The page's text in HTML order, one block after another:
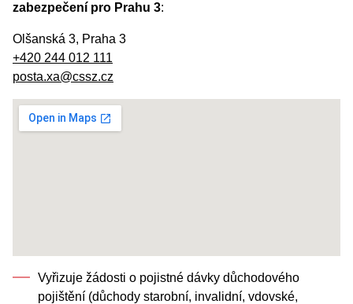
zabezpečení pro Prahu 3:
Olšanská 3, Praha 3
+420 244 012 111
posta.xa@cssz.cz
Vyřizuje žádosti o pojistné dávky důchodového
pojištění (důchody starobní, invalidní, vdovské,